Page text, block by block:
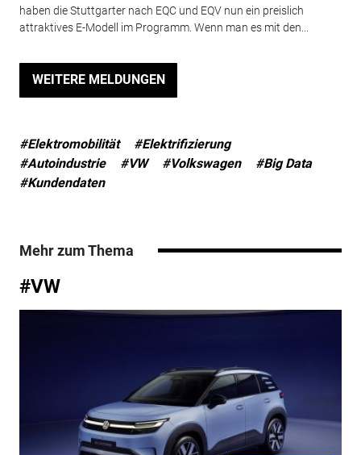
haben die Stuttgarter nach EQC und EQV nun ein preislich
attraktives E-Modell im Programm. Wenn man es mit den...
WEITERE MELDUNGEN
#Elektromobilität
#Elektrifizierung
#Autoindustrie
#VW #Volkswagen
#Big Data
#Kundendaten
Mehr zum Thema
#VW